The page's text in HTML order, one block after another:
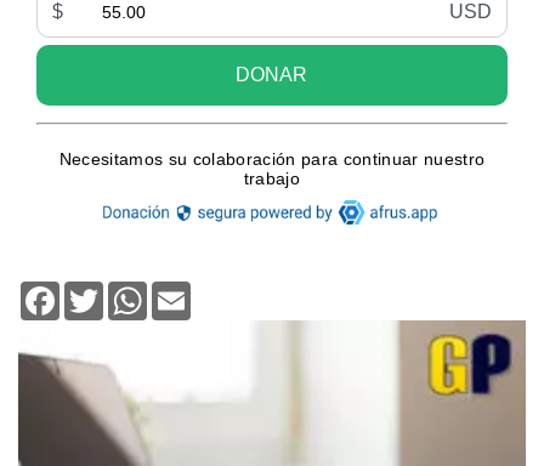
Facebook
TwitterWhatsApp